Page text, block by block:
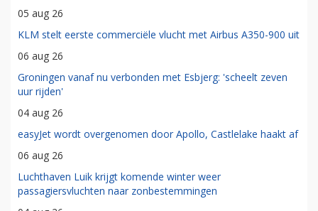
05 aug 26
KLM stelt eerste commerciële vlucht met Airbus A350-900 uit
06 aug 26
Groningen vanaf nu verbonden met Esbjerg: 'scheelt zeven
uur rijden'
04 aug 26
easyJet wordt overgenomen door Apollo, Castlelake haakt af
06 aug 26
Luchthaven Luik krijgt komende winter weer
passagiersvluchten naar zonbestemmingen